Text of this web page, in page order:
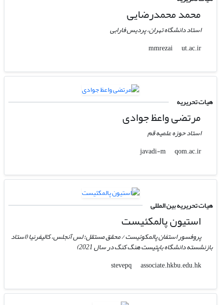
محمد محمدرضایی
استاد دانشگاه تهران، پردیس فارابی
mmrezai
ut.ac.ir
هیات تحریریه
مرتضی واعظ جوادی
استاد حوزه علمیه قم
javadi-m
qom.ac.ir
هیات تحریریه بین المللی
استیون پالمکئیست
پروفسور استفان پالمکوئیست / محقق مستقل؛ لس آنجلس، کالیفرنیا (استاد
بازنشسته دانشگاه باپتیست هنگ کنگ در سال 2021)
stevepq
associate.hkbu.edu.hk